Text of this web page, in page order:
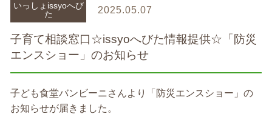
いっしょissyoへび
た
2025.05.07
子育て相談窓口☆issyoへびた情報提供☆「防災
エンスショー」のお知らせ
子ども食堂バンビーニさんより「防災エンスショー」の
お知らせが届きました。